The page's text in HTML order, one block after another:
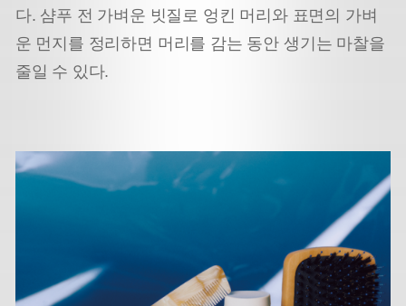
다. 샴푸 전 가벼운 빗질로 엉킨 머리와 표면의 가벼
운 먼지를 정리하면 머리를 감는 동안 생기는 마찰을
줄일 수 있다.